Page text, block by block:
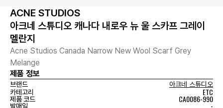
ACNE STUDIOS
아크네 스튜디오 캐나다 내로우 뉴 울 스카프 그레이
멜란지
Acne Studios Canada Narrow New Wool Scarf Grey
Melange
제품 정보
브랜드
아크네 스튜디오
카테고리
ETC
제품 코드 CA0086-990
발매일 -